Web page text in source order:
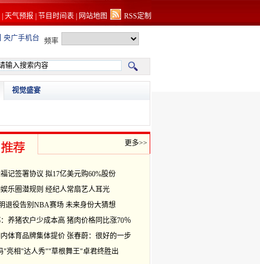
天气预报 节目时间表 网站地图 RSS定制
央广手机台 频率